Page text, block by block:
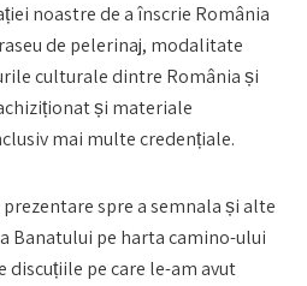
noastre de a înscrie România
de pelerinaj, modalitate
culturale dintre România și
și materiale
mai multe credențiale.
spre a semnala și alte
Banatului pe harta camino-ului
discuțiile pe care le-am avut